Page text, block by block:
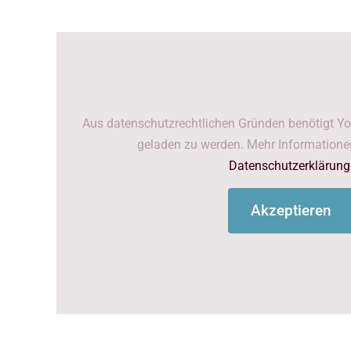
Aus datenschutzrechtlichen Gründen benötigt
geladen zu werden. Mehr
Datenschutzerklärung
Akzeptieren